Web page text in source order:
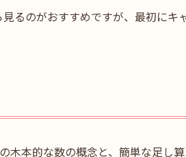
るのがおすすめですが、最初にキ
木本的な数の概念と、簡単な足し